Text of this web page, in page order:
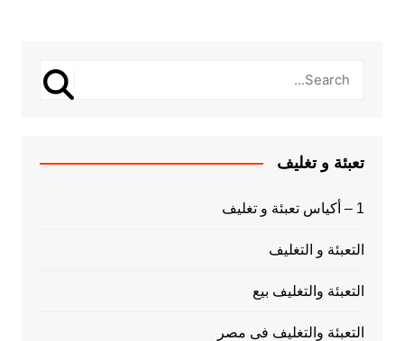
تعبئة و تغليف
1 – أكياس تعبئة و تغليف
التعبئة و التغليف
التعبئة والتغليف بيع
التعبئة والتغليف فى مصر